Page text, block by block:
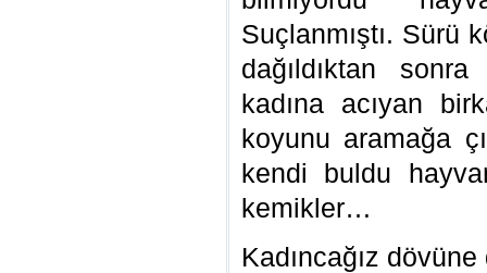
Suçlanmıştı. Sürü
dağıldıktan sonra
kadına acıyan
koyunu aramağa
kendi buldu
kemikler…
Kadıncağız